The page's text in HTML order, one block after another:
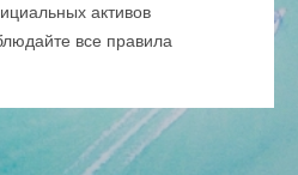
активов
все правила